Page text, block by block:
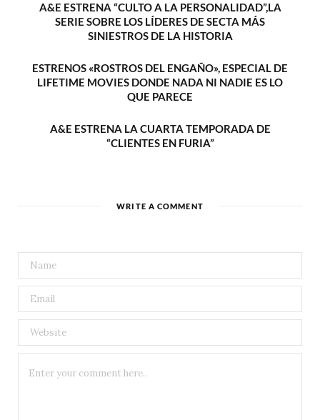
A&E ESTRENA “CULTO A LA PERSONALIDAD”,LA
SERIE SOBRE LOS LÍDERES DE SECTA MÁS
SINIESTROS DE LA HISTORIA
ESTRENOS «ROSTROS DEL ENGAÑO», ESPECIAL DE
LIFETIME MOVIES DONDE NADA NI NADIE ES LO
QUE PARECE
A&E ESTRENA LA CUARTA TEMPORADA DE
“CLIENTES EN FURIA”
WRITE A COMMENT